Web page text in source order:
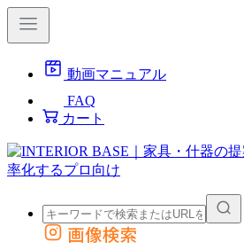
動画マニュアル
FAQ
カート
外部サイトの商品をカートに追加
画像検索